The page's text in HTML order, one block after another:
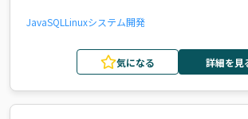
JavaSQL Linuxシステム開発
気になる 詳細を見